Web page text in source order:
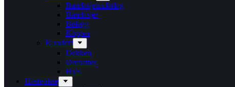
Bandasjeunderlag
Bandasjer
Belegg
Kopper
Komfort
Dekken
Ørehetter
Hals
Hestepleie